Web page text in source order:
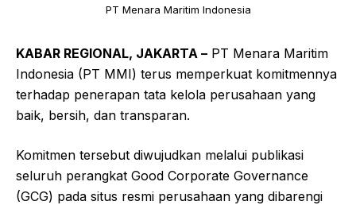
PT Menara Maritim Indonesia
KABAR REGIONAL, JAKARTA – PT Menara Maritim
Indonesia (PT MMI) terus memperkuat komitmennya
terhadap penerapan tata kelola perusahaan yang
baik, bersih, dan transparan.
Komitmen tersebut diwujudkan melalui publikasi
seluruh perangkat Good Corporate Governance
(GCG) pada situs resmi perusahaan yang dibarengi